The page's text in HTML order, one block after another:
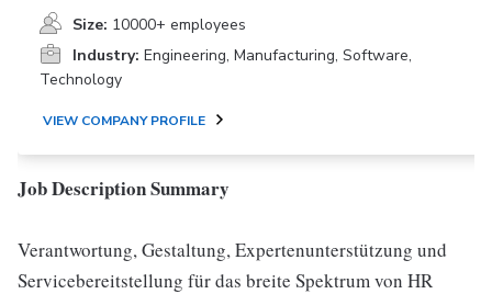
Size: 10000+ employees
Industry: Engineering, Manufacturing, Software,
Technology
VIEW COMPANY PROFILE
Job Description Summary
Verantwortung, Gestaltung, Expertenunterstützung und
Servicebereitstellung für das breite Spektrum von HR